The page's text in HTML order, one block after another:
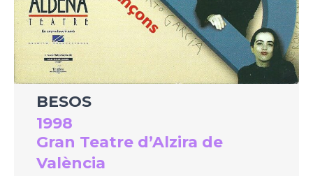
BESOS
1998
Gran Teatre d’Alzira de
València